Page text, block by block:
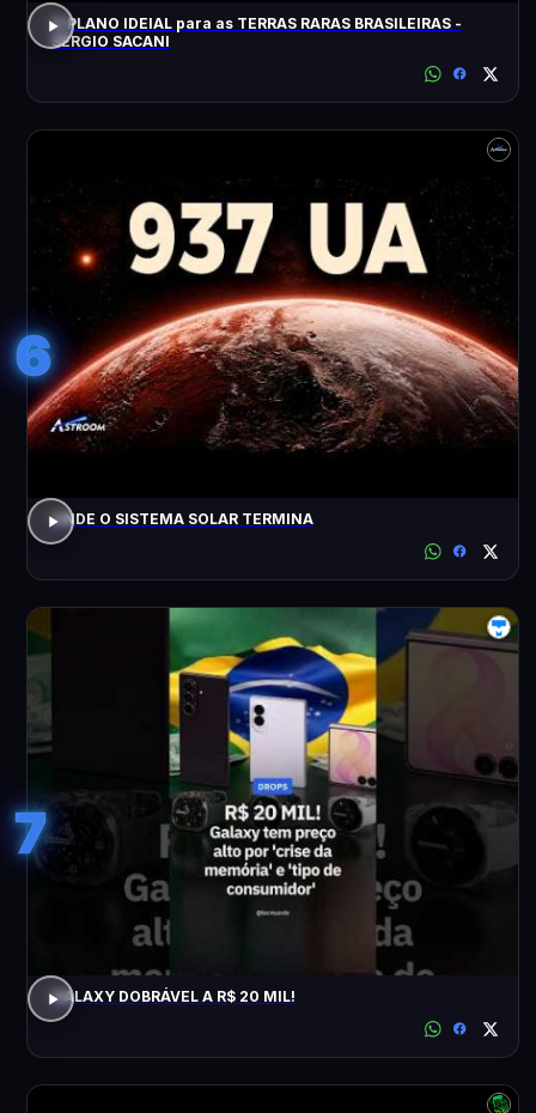
O PLANO IDEIAL para as TERRAS RARAS BRASILEIRAS -
SÉRGIO SACANI
6
ONDE O SISTEMA SOLAR TERMINA
7
GALAXY DOBRÁVEL A R$ 20 MIL!